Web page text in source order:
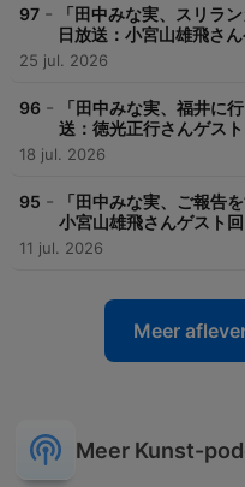
97 -
「田中みな実、スリラ
日放送：小宮山雄飛さ
25 jul. 2026
96 -
「田中みな実、福井に
送：徳光正行さんゲス
18 jul. 2026
95 -
「田中みな実、ご報告
小宮山雄飛さんゲスト回
11 jul. 2026
Meer
Meer Kunst-